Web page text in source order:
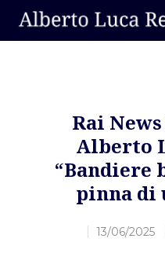
Rai News
Alberto
“Bandiere
pinna di
13/06/2025